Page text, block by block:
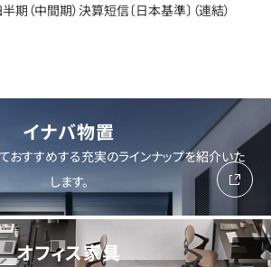
（中間期）決算短信〔日本基準〕（連結）
イナバ物置
おすすめする充実のラインナップを紹介いた
します。
オフィス家具